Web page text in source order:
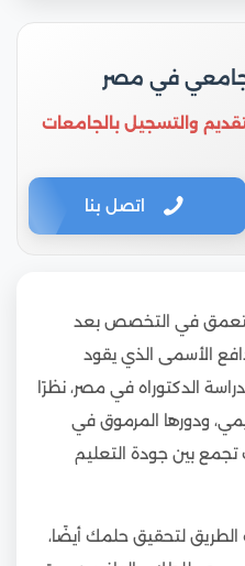
في مصر
والتسجيل بالجامعات
اتصل بنا
في التخصص بعد
الأسمى الذي يقود
الدكتوراه في مصر، نظرًا
ودورها المرموق في
تجمع بين جودة التعليم
لتحقيق حلمك أيضًا،